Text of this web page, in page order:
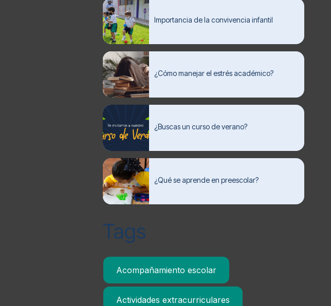
Importancia de la convivencia infantil
¿Cómo manejar el estrés académico?
¿Buscas un curso de verano?
¿Qué se aprende en preescolar?
Tags
Acompañamiento escolar
Actividades extracurriculares